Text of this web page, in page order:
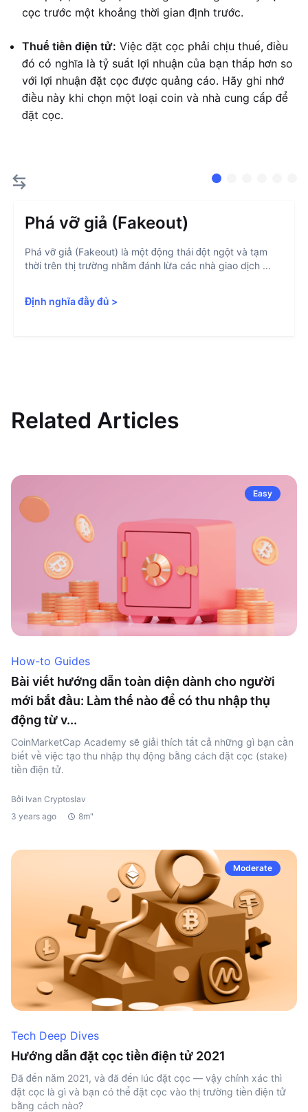
cọc trước một khoảng thời gian định trước.
Thuế tiền điện tử: Việc đặt cọc phải chịu thuế, điều
đó có nghĩa là tỷ suất lợi nhuận của bạn thấp hơn so
với lợi nhuận đặt cọc được quảng cáo. Hãy ghi nhớ
điều này khi chọn một loại coin và nhà cung cấp để
đặt cọc.
Phá vỡ giả (Fakeout)
Phá vỡ giả (Fakeout) là một động thái đột ngột và tạm
thời trên thị trường nhằm đánh lừa các nhà giao dịch ...
Định nghĩa đầy đủ >
Related Articles
Easy
How-to Guides
Bài viết hướng dẫn toàn diện dành cho người
mới bắt đầu: Làm thế nào để có thu nhập thụ
động từ v...
CoinMarketCap Academy sẽ giải thích tất cả những gì bạn cần
biết về việc tạo thu nhập thụ động bằng cách đặt cọc (stake)
tiền điện tử.
Bởi Ivan Cryptoslav
3 years ago
8m"
Moderate
Tech Deep Dives
Hướng dẫn đặt cọc tiền điện tử 2021
Đã đến năm 2021, và đã đến lúc đặt cọc — vậy chính xác thì
đặt cọc là gì và bạn có thể đặt cọc vào thị trường tiền điện tử
bằng cách nào?